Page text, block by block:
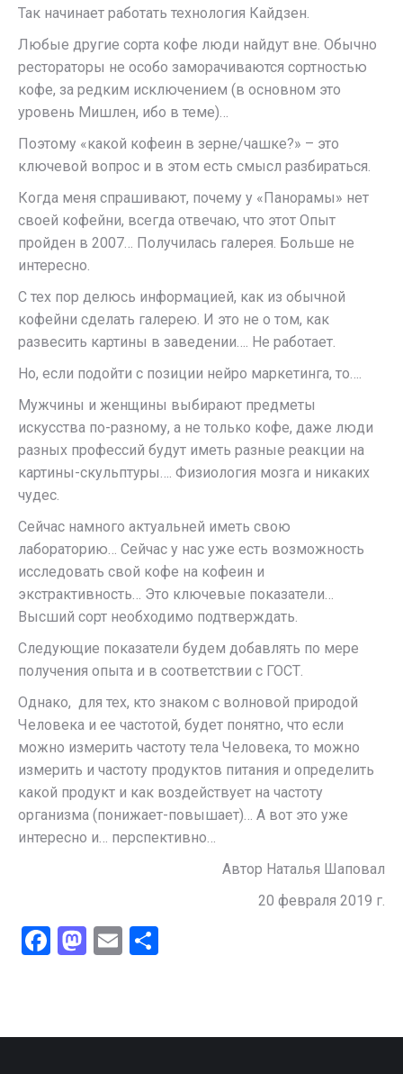
Так начинает работать технология Кайдзен.
Любые другие сорта кофе люди найдут вне. Обычно
рестораторы не особо заморачиваются сортностью
кофе, за редким исключением (в основном это
уровень Мишлен, ибо в теме)…
Поэтому «какой кофеин в зерне/чашке?» – это
ключевой вопрос и в этом есть смысл разбираться.
Когда меня спрашивают, почему у «Панорамы» нет
своей кофейни, всегда отвечаю, что этот Опыт
пройден в 2007… Получилась галерея. Больше не
интересно.
С тех пор делюсь информацией, как из обычной
кофейни сделать галерею. И это не о том, как
развесить картины в заведении…. Не работает.
Но, если подойти с позиции нейро маркетинга, то….
Мужчины и женщины выбирают предметы
искусства по-разному, а не только кофе, даже люди
разных профессий будут иметь разные реакции на
картины-скульптуры…. Физиология мозга и никаких
чудес.
Сейчас намного актуальней иметь свою
лабораторию… Сейчас у нас уже есть возможность
исследовать свой кофе на кофеин и
экстрактивность… Это ключевые показатели…
Высший сорт необходимо подтверждать.
Следующие показатели будем добавлять по мере
получения опыта и в соответствии с ГОСТ.
Однако, для тех, кто знаком с волновой природой
Человека и ее частотой, будет понятно, что если
можно измерить частоту тела Человека, то можно
измерить и частоту продуктов питания и определить
какой продукт и как воздействует на частоту
организма (понижает-повышает)… А вот это уже
интересно и… перспективно…
Автор Наталья Шаповал
20 февраля 2019 г.
Facebook
Mastodon
Email